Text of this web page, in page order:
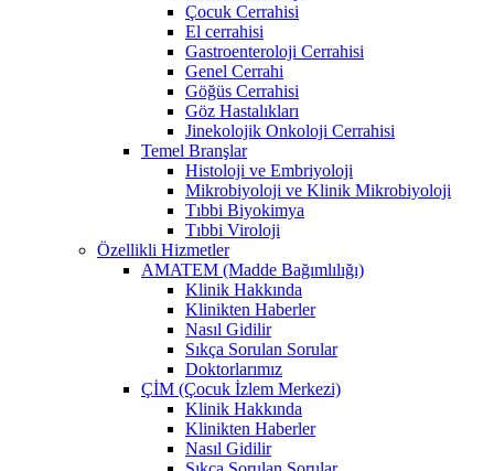
Çocuk Cerrahisi
El cerrahisi
Gastroenteroloji Cerrahisi
Genel Cerrahi
Göğüs Cerrahisi
Göz Hastalıkları
Jinekolojik Onkoloji Cerrahisi
Temel Branşlar
Histoloji ve Embriyoloji
Mikrobiyoloji ve Klinik Mikrobiyoloji
Tıbbi Biyokimya
Tıbbi Viroloji
Özellikli Hizmetler
AMATEM (Madde Bağımlılığı)
Klinik Hakkında
Klinikten Haberler
Nasıl Gidilir
Sıkça Sorulan Sorular
Doktorlarımız
ÇİM (Çocuk İzlem Merkezi)
Klinik Hakkında
Klinikten Haberler
Nasıl Gidilir